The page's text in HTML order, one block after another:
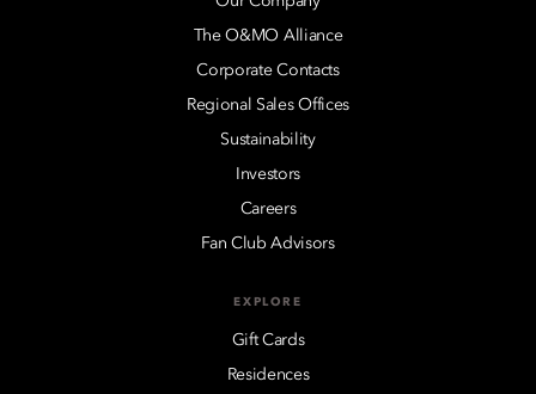
The O&MO Alliance
Corporate Contacts
Regional Sales Offices
Sustainability
Investors
Careers
Fan Club Advisors
EXPLORE
Gift Cards
Residences